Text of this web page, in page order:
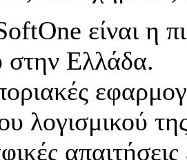
είναι η
στην Ελλάδα.
λογισμικού